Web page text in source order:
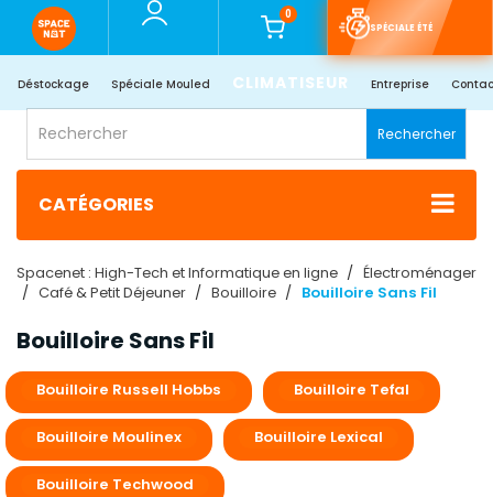
0
SPÉCIALE ÉTÉ
Déstockage Spéciale Mouled CLIMATISEUR Entreprise
Rechercher
CATÉGORIES
Spacenet : High-Tech et Informatique en ligne
Électroménager
Café & Petit Déjeuner
Bouilloire Bouilloire Sans Fil
Bouilloire Sans Fil
Bouilloire Russell Hobbs Bouilloire Tefal
Bouilloire Moulinex Bouilloire Lexical
Bouilloire Techwood